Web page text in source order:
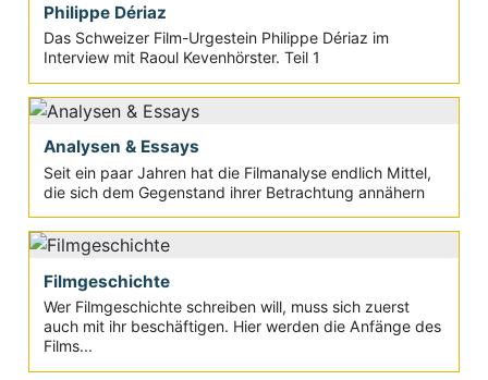
Philippe Dériaz
Das Schweizer Film-Urgestein Philippe Dériaz im
Interview mit Raoul Kevenhörster. Teil 1
Analysen & Essays
Seit ein paar Jahren hat die Filmanalyse endlich Mittel,
die sich dem Gegenstand ihrer Betrachtung annähern
Filmgeschichte
Wer Filmgeschichte schreiben will, muss sich zuerst
auch mit ihr beschäftigen. Hier werden die Anfänge des
Films...